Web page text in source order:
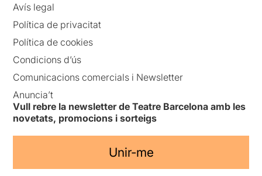
Avís legal
Política de privacitat
Política de cookies
Condicions d’ús
Comunicacions comercials i Newsletter
Anuncia’t
Vull rebre la newsletter de Teatre Barcelona amb les
novetats, promocions i sorteigs
Unir-me